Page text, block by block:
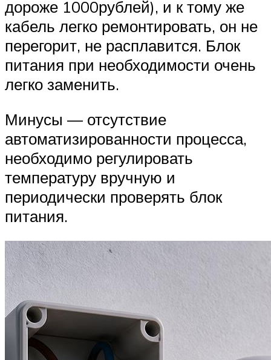
дороже 1000рублей), и к тому же
кабель легко ремонтировать, он не
перегорит, не расплавится. Блок
питания при необходимости очень
легко заменить.
Минусы — отсутствие
автоматизированности процесса,
необходимо регулировать
температуру вручную и
периодически проверять блок
питания.